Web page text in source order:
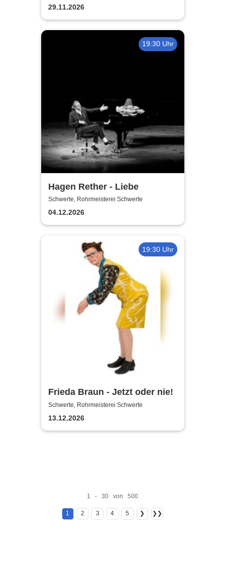
glücklich?
29.11.2026
19:30 Uhr
Hagen Rether - Liebe
Schwerte, Rohrmeisterei Schwerte
04.12.2026
19:30 Uhr
Frieda Braun - Jetzt oder nie!
Schwerte, Rohrmeisterei Schwerte
13.12.2026
1 - 30 von 500
1 2 3 4 5 ❯ ❯❯